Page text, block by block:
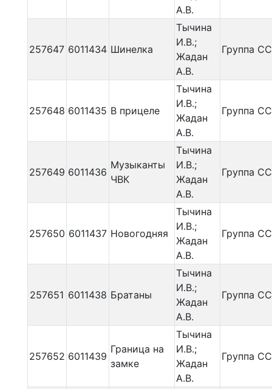
А.В.
257647 6011434 Шинелка
Тычина
И.В.;
Жадан
А.В.
Группа
257648 6011435 В прицеле
Тычина
И.В.;
Жадан
А.В.
Группа
257649 6011436
Музыканты
ЧВК
Тычина
И.В.;
Жадан
А.В.
Группа
257650 6011437 Новогодняя
Тычина
И.В.;
Жадан
А.В.
Группа
257651 6011438 Братаны
Тычина
И.В.;
Жадан
А.В.
Группа
257652 6011439
Граница на
замке
Тычина
И.В.;
Жадан
А.В.
Группа